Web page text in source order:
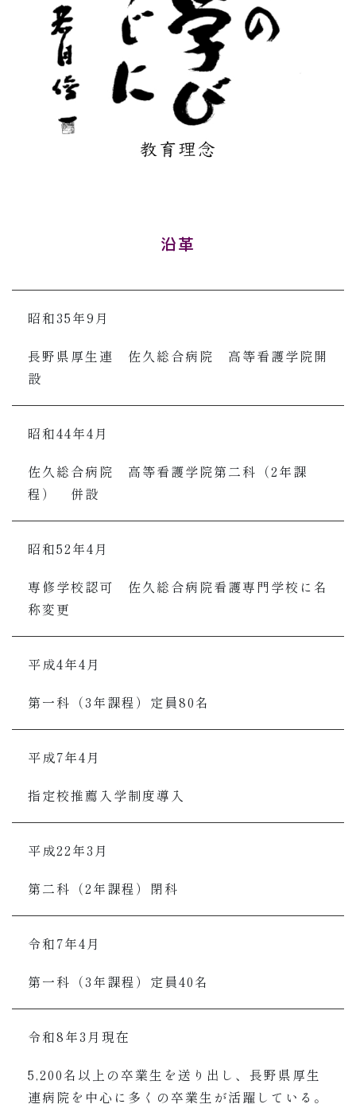
沿革
昭和35年9月
長野県厚生連 佐久総合病院 高等看護学院開
設
昭和44年4月
佐久総合病院 高等看護学院第二科（2年課
程） 併設
昭和52年4月
専修学校認可 佐久総合病院看護専門学校に名
称変更
平成4年4月
第一科（3年課程）定員80名
平成7年4月
指定校推薦入学制度導入
平成22年3月
第二科（2年課程）閉科
令和7年4月
第一科（3年課程）定員40名
令和8年3月現在
5,200名以上の卒業生を送り出し、長野県厚生
連病院を中心に多くの卒業生が活躍している。